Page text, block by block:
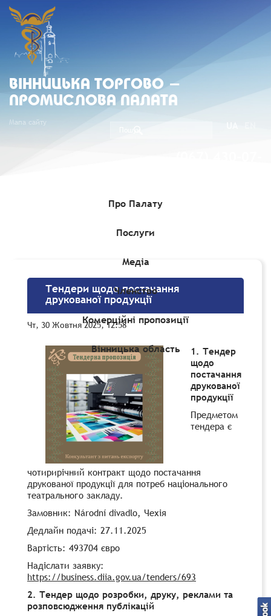
ВIННИЦЬКА ТОРГОВО -
ПРОМИСЛОВА ПАЛАТА
Мапа сайту
Про Палату
Послуги
Медіа
Членство
Комерційні пропозиції
Вінницька область
Комерційні пропозиції»Тендери щодо постачання
Тендери щодо постачання
друкованої продукції
Чт, 30 Жовтня 2025, 12:58
1. Тендер
щодо
постачання
друкованої
продукції
Предметом
тендера є
чотирирічний контракт щодо постачання
друкованої продукції для потреб національного
театрального закладу.
Замовник: Národní divadlo, Чехія
Дедлайн подачі: 27.11.2025
Вартість: 493704 євро
Надіслати заявку:
https://business.diia.gov.ua/tenders/693
2. Тендер щодо розробки, друку, реклами та
розповсюдження публікацій